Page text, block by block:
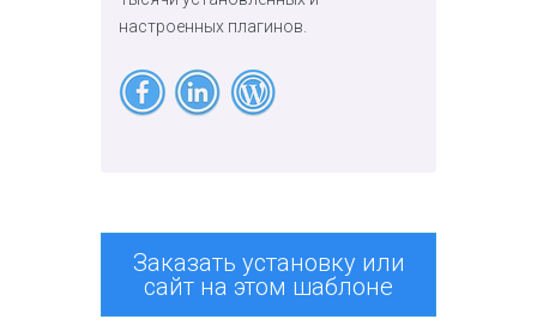
настроенных плагинов.
Заказать установку или
сайт на этом шаблоне